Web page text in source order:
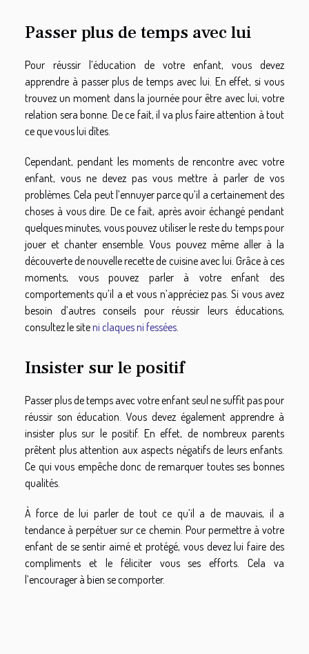
Passer plus de temps avec lui
Pour réussir l’éducation de votre enfant, vous devez
apprendre à passer plus de temps avec lui. En effet, si vous
trouvez un moment dans la journée pour être avec lui, votre
relation sera bonne. De ce fait, il va plus faire attention à tout
ce que vous lui dîtes.
Cependant, pendant les moments de rencontre avec votre
enfant, vous ne devez pas vous mettre à parler de vos
problèmes. Cela peut l’ennuyer parce qu’il a certainement des
choses à vous dire. De ce fait, après avoir échangé pendant
quelques minutes, vous pouvez utiliser le reste du temps pour
jouer et chanter ensemble. Vous pouvez même aller à la
découverte de nouvelle recette de cuisine avec lui. Grâce à ces
moments, vous pouvez parler à votre enfant des
comportements qu’il a et vous n’appréciez pas. Si vous avez
besoin d’autres conseils pour réussir leurs éducations,
consultez le siteni claques ni fessées.
Insister sur le positif
Passer plus de temps avec votre enfant seul ne suffit pas pour
réussir son éducation. Vous devez également apprendre à
insister plus sur le positif. En effet, de nombreux parents
prêtent plus attention aux aspects négatifs de leurs enfants.
Ce qui vous empêche donc de remarquer toutes ses bonnes
qualités.
À force de lui parler de tout ce qu’il a de mauvais, il a
tendance à perpétuer sur ce chemin. Pour permettre à votre
enfant de se sentir aimé et protégé, vous devez lui faire des
compliments et le féliciter vous ses efforts. Cela va
l’encourager à bien se comporter.